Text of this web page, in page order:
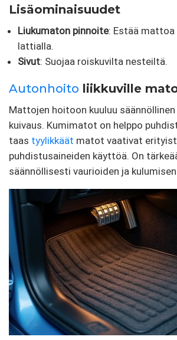
Lisäominaisuudet
Liukumaton pinnoite: Estää
lattialla.
Sivut: Suojaa roiskuvilta nesteiltä.
Autonhoito liikkuville
Mattojen hoitoon kuuluu
kuivaus. Kumimatot on helppo
taas tyylikkäät matot vaativat
puhdistusaineiden käyttöä. On
säännöllisesti vaurioiden ja